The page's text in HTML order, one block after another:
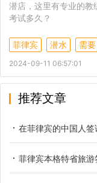
潜店，这里有专业的教
考试多久？
菲律宾 潜水 需要
2024-09-11 06:57:01
推荐文章
在菲律宾的中国人
菲律宾本格特省旅